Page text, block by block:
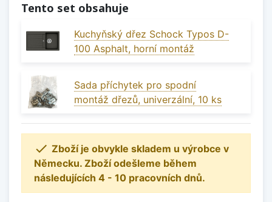
Tento set obsahuje
Kuchyňský dřez Schock Typos D-
100 Asphalt, horní montáž
Sada příchytek pro spodní
montáž dřezů, univerzální, 10 ks
 Zboží je obvykle skladem u výrobce v
Německu. Zboží odešleme během
následujících 4 - 10 pracovních dnů.